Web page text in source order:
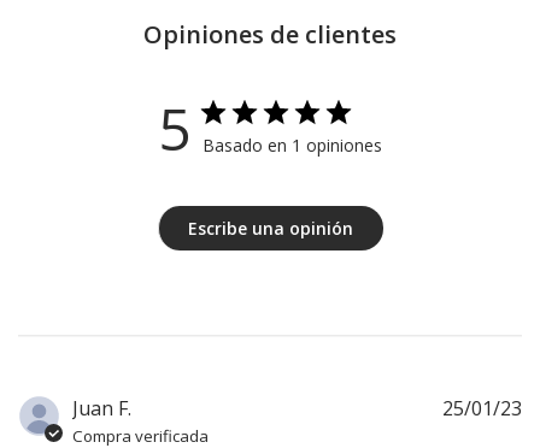
Opiniones de clientes
5 Basado en 1 opiniones
Escribe una opinión
Juan F.
Compra verificada
25/01/23